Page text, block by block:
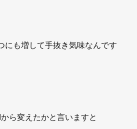
にも増して手抜き気味なんです
ら変えたかと言いますと